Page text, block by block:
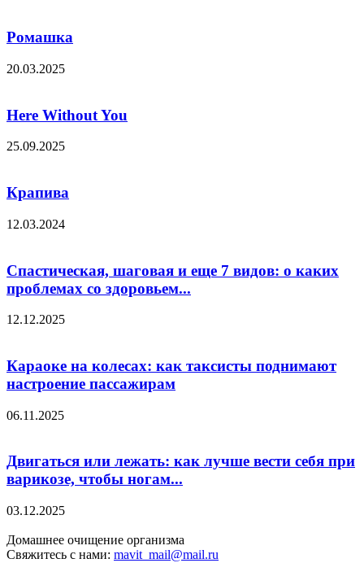
Ромашка
20.03.2025
Here Without You
25.09.2025
Крапива
12.03.2024
Спастическая, шаговая и еще 7 видов: о каких
проблемах со здоровьем...
12.12.2025
Караоке на колесах: как таксисты поднимают
настроение пассажирам
06.11.2025
Двигаться или лежать: как лучше вести себя при
варикозе, чтобы ногам...
03.12.2025
Домашнее очищение организма
Свяжитесь с нами: mavit_mail@mail.ru